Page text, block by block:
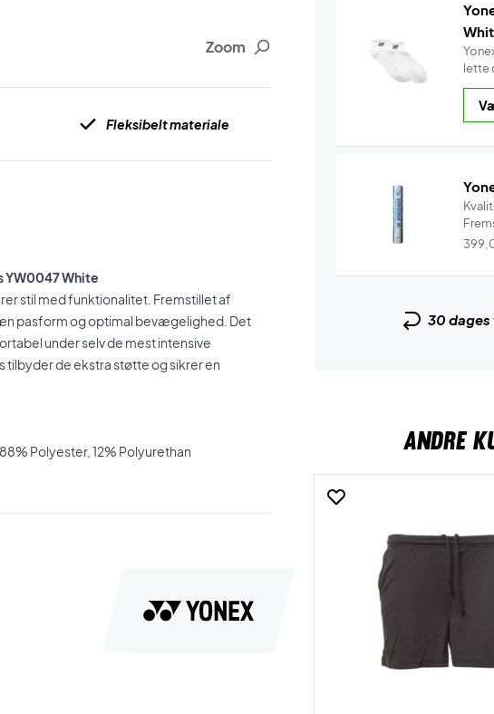
Zoom
Fleksibelt materiale
YW0047 White
stil med funktionalitet. Fremstillet af
pasform og optimal bevægelighed. Det
under selv de mest intensive
de ekstra støtte og sikrer en
Polyester, 12% Polyurethan
lette
30 dages
ANDRE